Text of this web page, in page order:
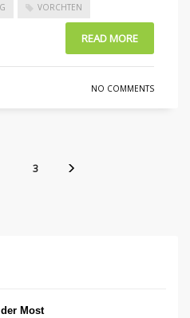
VORCHTEN
READ MORE
NO COMMENTS
3
Most